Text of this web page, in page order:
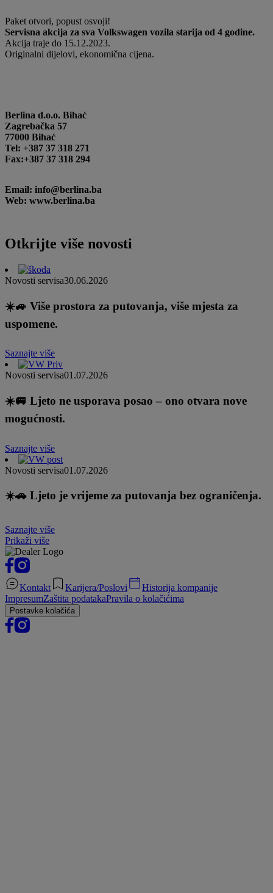
Paket otvori, popust osvoji!
Servisna akcija za sva Volkswagen vozila starija od 4 godine.
Akcija traje do 15.12.2023.
Originalni dijelovi, ekonomična cijena.
Berlina d.o.o. Bihać
Zagrebačka 57
77000 Bihać
Tel: +387 37 318 271
Fax:+387 37 318 294
Email: info@berlina.ba
Web: www.berlina.ba
Otkrijte više novosti
Novosti servisa30.06.2026
☀️🚙 Više prostora za putovanja, više mjesta za
uspomene.
Saznajte više
Novosti servisa01.07.2026
☀️🚐 Ljeto ne usporava posao – ono otvara nove
mogućnosti.
Saznajte više
Novosti servisa01.07.2026
☀️🚗 Ljeto je vrijeme za putovanja bez ograničenja.
Saznajte više
Prikaži više
Kontakt Karijera/Poslovi
Historija kompanije
ImpresumZaštita podatakaPravila o kolačićima
Postavke kolačića